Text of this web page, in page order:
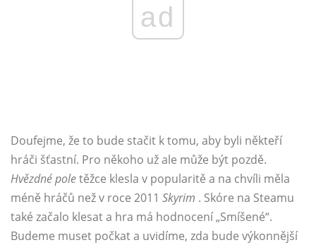
ad
Doufejme, že to bude stačit k tomu, aby byli někteří
hráči šťastní. Pro někoho už ale může být pozdě.
Hvězdné poletěžce klesla v popularitě a na chvíli měla
méně hráčů než v roce 2011 Skyrim . Skóre na Steamu
také začalo klesat a hra má hodnocení „Smíšené“.
Budeme muset počkat a uvidíme, zda bude výkonnější